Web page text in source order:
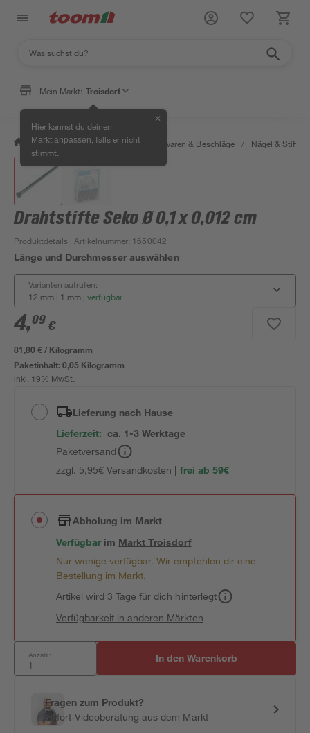
Mein Markt: Troisdorf
Hier kannst du deinen
Markt anpassen , falls er nicht
stimmt.
✕
/ Werkstatt & Maschinen / Eisenwaren & Beschläge / Nägel & Stifte
Drahtstifte Seko Ø 0,1 x 0,012 cm
Produktdetails | Artikelnummer: 1650042
Länge und Durchmesser auswählen
Varianten aufrufen:
12 mm | 1 mm | verfügbar
4,09 €
81,80 € / Kilogramm
Paketinhalt:0,05 Kilogramm
inkl. 19% MwSt.
Lieferung nach Hause
Lieferzeit: ca. 1-3 Werktage
Paketversand
zzgl. 5,95€ Versandkosten | frei ab 59€
Abholung im Markt
Verfügbar im MarktTroisdorf
Nur wenige verfügbar. Wir empfehlen dir eine
Bestellung im Markt.
Artikel wird 3 Tage für dich hinterlegt
Verfügbarkeit in anderen Märkten
Anzahl: In den Warenkorb
Fragen zum Produkt?
Sofort-Videoberatung aus dem Markt